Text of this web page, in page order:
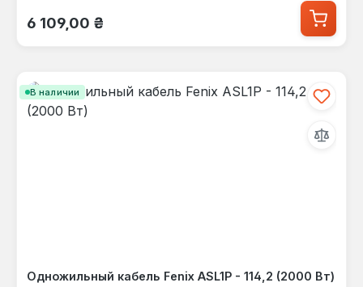
Обычная цена:
6 109,00 ₴
В наличии
Одножильный кабель Fenix ASL1P - 114,2 (2000 Вт)